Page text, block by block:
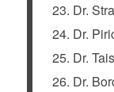
Dr.
Dr.
Dr.
Dr.